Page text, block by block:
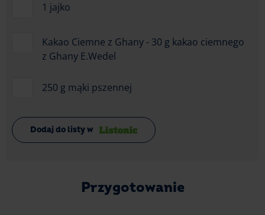
1 jajko
Kakao Ciemne z Ghany - 30 g kakao ciemnego
z Ghany E.Wedel
250 g mąki pszennej
Dodaj do listy w
Przygotowanie